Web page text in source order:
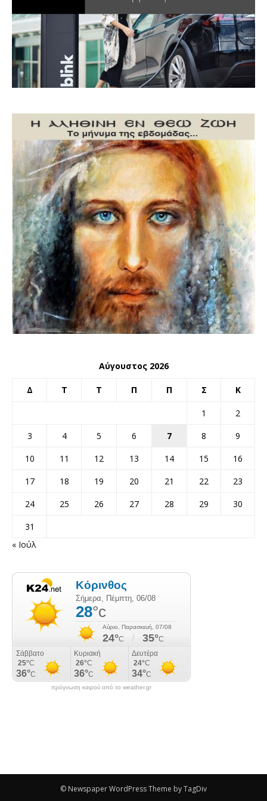
Αύγουστος 2026
Δ Τ Τ Π Π Σ Κ
1
2
3
4 5 6 7 8
9
10
11 12 13 14 15
16
17
18 19 20 21 22
23
24
25 26 27 28 29
30
31
« Ιούλ
πρόγνωση καιρού από το weather.gr
© Newspaper WordPress Theme by TagDiv